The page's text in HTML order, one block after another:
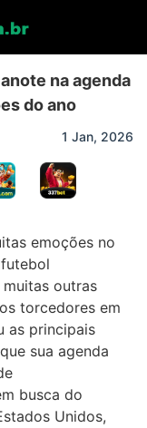
na agenda
do ano
1 Jan, 2026
emoções no
outras
torcedores em
as principais
sua agenda
busca do
Unidos,